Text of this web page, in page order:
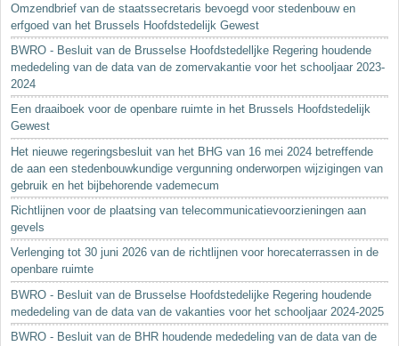
Omzendbrief van de staatssecretaris bevoegd voor stedenbouw en
erfgoed van het Brussels Hoofdstedelijk Gewest
BWRO - Besluit van de Brusselse Hoofdstedelljke Regering houdende
mededeling van de data van de zomervakantie voor het schooljaar 2023-
2024
Een draaiboek voor de openbare ruimte in het Brussels Hoofdstedelijk
Gewest
Het nieuwe regeringsbesluit van het BHG van 16 mei 2024 betreffende
de aan een stedenbouwkundige vergunning onderworpen wijzigingen van
gebruik en het bijbehorende vademecum
Richtlijnen voor de plaatsing van telecommunicatievoorzieningen aan
gevels
Verlenging tot 30 juni 2026 van de richtlijnen voor horecaterrassen in de
openbare ruimte
BWRO - Besluit van de Brusselse Hoofdstedelijke Regering houdende
mededeling van de data van de vakanties voor het schooljaar 2024-2025
BWRO - Besluit van de BHR houdende mededeling van de data van de